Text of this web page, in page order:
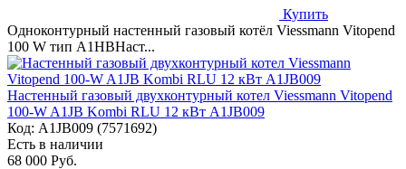
Купить
Одноконтурный настенный газовый котёл Viessmann Vitopend
100 W тип A1HBНаст...
Настенный газовый двухконтурный котел Viessmann Vitopend
100-W A1JB Kombi RLU 12 кВт A1JB009
Код: A1JB009 (7571692)
Есть в наличии
68 000 Руб.